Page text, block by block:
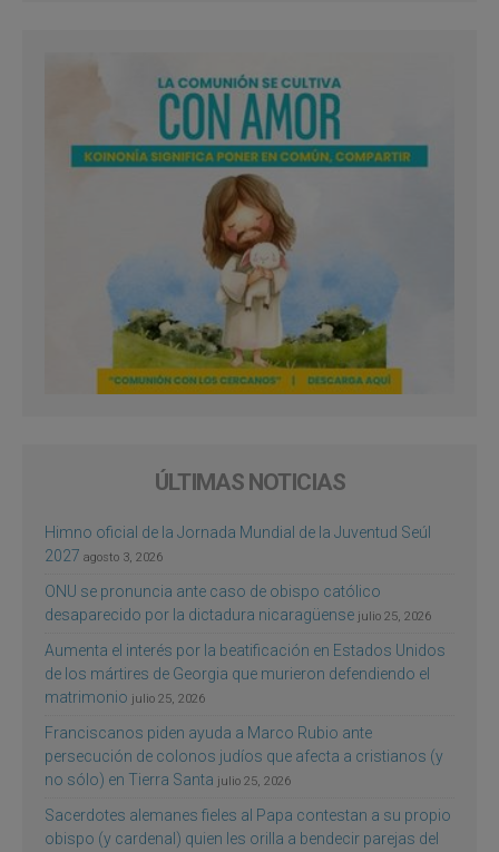
ÚLTIMAS NOTICIAS
Himno oficial de la Jornada Mundial de la Juventud Seúl
2027 agosto 3, 2026
ONU se pronuncia ante caso de obispo católico
desaparecido por la dictadura nicaragüense julio 25, 2026
Aumenta el interés por la beatificación en Estados Unidos
de los mártires de Georgia que murieron defendiendo el
matrimonio julio 25, 2026
Franciscanos piden ayuda a Marco Rubio ante
persecución de colonos judíos que afecta a cristianos (y
no sólo) en Tierra Santa julio 25, 2026
Sacerdotes alemanes fieles al Papa contestan a su propio
obispo (y cardenal) quien les orilla a bendecir parejas del